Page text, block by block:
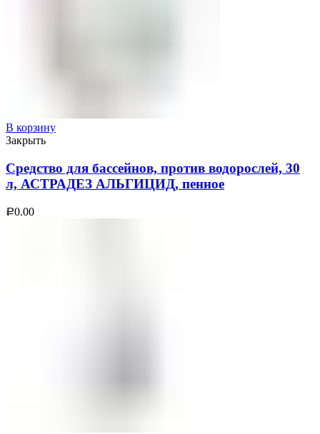
В корзину
Закрыть
Средство для бассейнов, против водорослей, 30
л, АСТРАДЕЗ АЛЬГИЦИД, пенное
Р0.00